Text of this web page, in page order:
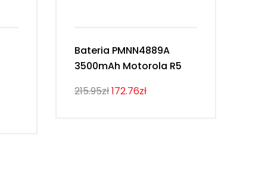
Bateria PMNN4889A
3500mAh Motorola R5
215.95zł172.76zł